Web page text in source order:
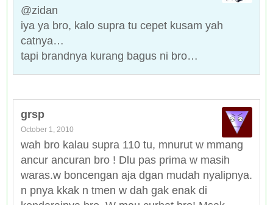
@zidan
iya ya bro, kalo supra tu cepet kusam yah
catnya…
tapi brandnya kurang bagus ni bro…
grsp
October 1, 2010
wah bro kalau supra 110 tu, mnurut w mmang
ancur ancuran bro ! Dlu pas prima w masih
waras.w boncengan aja dgan mudah nyalipnya.
n pnya kkak n tmen w dah gak enak di